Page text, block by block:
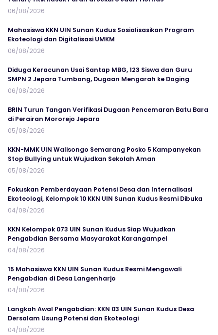
06/08/2026
Mahasiswa KKN UIN Sunan Kudus Sosialisasikan Program
Ekoteologi dan Digitalisasi UMKM
06/08/2026
Diduga Keracunan Usai Santap MBG, 123 Siswa dan Guru
SMPN 2 Jepara Tumbang, Dugaan Mengarah ke Daging
06/08/2026
BRIN Turun Tangan Verifikasi Dugaan Pencemaran Batu Bara
di Perairan Mororejo Jepara
05/08/2026
KKN-MMK UIN Walisongo Semarang Posko 5 Kampanyekan
Stop Bullying untuk Wujudkan Sekolah Aman
05/08/2026
Fokuskan Pemberdayaan Potensi Desa dan Internalisasi
Ekoteologi, Kelompok 10 KKN UIN Sunan Kudus Resmi Dibuka
04/08/2026
KKN Kelompok 073 UIN Sunan Kudus Siap Wujudkan
Pengabdian Bersama Masyarakat Karangampel
04/08/2026
15 Mahasiswa KKN UIN Sunan Kudus Resmi Mengawali
Pengabdian di Desa Langenharjo
04/08/2026
Langkah Awal Pengabdian: KKN 03 UIN Sunan Kudus Desa
Dersalam Usung Potensi dan Ekoteologi
04/08/2026